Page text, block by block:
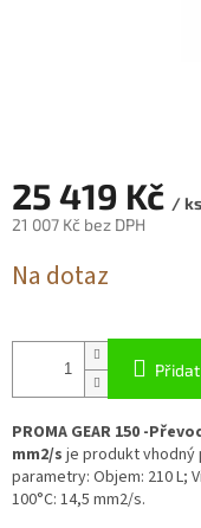
25 419 Kč / ks
21 007 Kč bez DPH
cena:
Na dotaz
PROMA GEAR 150 -
mm2/s je produkt vhodný
parametry: Objem: 210 L;
100°C: 14,5 mm2/s.